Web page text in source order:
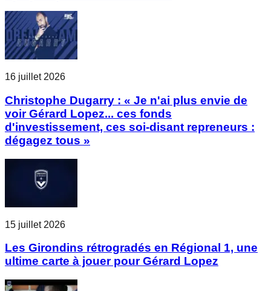
16 juillet 2026
Christophe Dugarry : « Je n'ai plus envie de
voir Gérard Lopez... ces fonds
d'investissement, ces soi-disant repreneurs :
dégagez tous »
15 juillet 2026
Les Girondins rétrogradés en Régional 1, une
ultime carte à jouer pour Gérard Lopez